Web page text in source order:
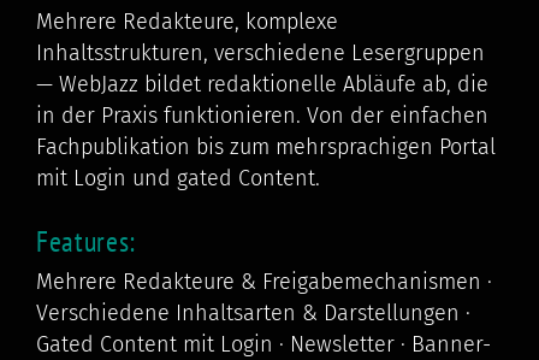
Mehrere Redakteure, komplexe
Inhaltsstrukturen, verschiedene Lesergruppen
— WebJazz bildet redaktionelle Abläufe ab, die
in der Praxis funktionieren. Von der einfachen
Fachpublikation bis zum mehrsprachigen Portal
mit Login und gated Content.
Features:
Mehrere Redakteure & Freigabemechanismen ·
Verschiedene Inhaltsarten & Darstellungen ·
Gated Content mit Login · Newsletter · Banner-